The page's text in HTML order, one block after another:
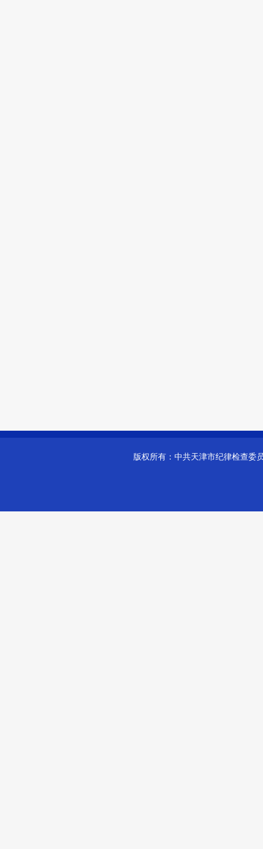
版权所有： 中共天津市纪律检查委